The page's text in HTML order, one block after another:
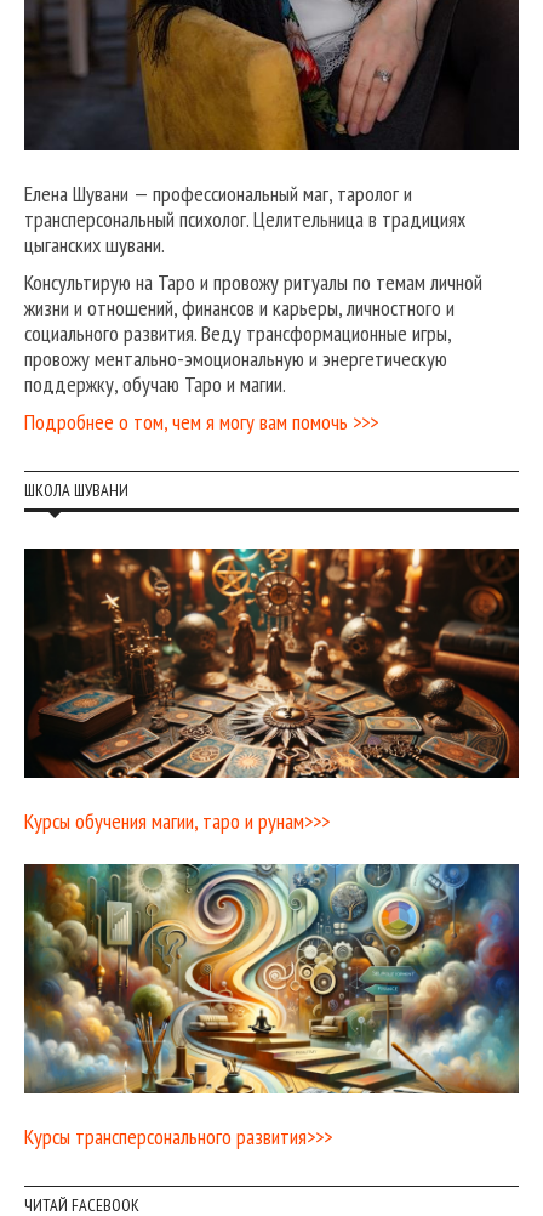
Елена Шувани — профессиональный маг, таролог и
трансперсональный психолог. Целительница в традициях
цыганских шувани.
Консультирую на Таро и провожу ритуалы по темам личной
жизни и отношений, финансов и карьеры, личностного и
социального развития. Веду трансформационные игры,
провожу ментально-эмоциональную и энергетическую
поддержку, обучаю Таро и магии.
Подробнее о том, чем я могу вам помочь >>>
ШКОЛА ШУВАНИ
Курсы обучения магии, таро и рунам>>>
Курсы трансперсонального развития>>>
ЧИТАЙ FACEBOOK